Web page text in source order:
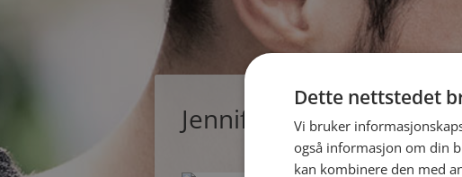
Jennifer, single kvinne
Dette nettstedet
Vi bruker
også informasjon om din
kan kombinere den med